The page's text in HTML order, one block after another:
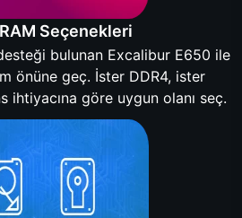
Seçenekleri
bulunan Excalibur E650 ile
önüne geç. İster DDR4, ister
ihtiyacına göre uygun olanı seç.